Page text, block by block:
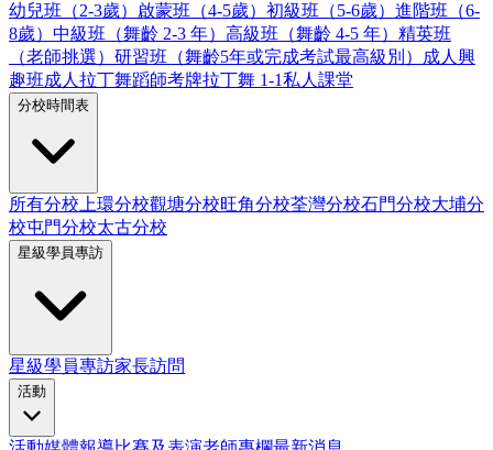
幼兒班（2-3歲） 啟蒙班（4-5歲） 初級班（5-6歲） 進階班（6-
8歲） 中級班（舞齡 2-3 年） 高級班（舞齡 4-5 年） 精英班
（老師挑選） 研習班（舞齡5年或完成考試最高級別）
成人興
趣班成人拉丁舞蹈師考牌拉丁舞 1-1私人課堂
分校時間表
所有分校 上環分校觀塘分校旺角分校荃灣分校石門分校大埔分
校屯門分校太古分校
星級學員專訪
星級學員專訪家長訪問
活動